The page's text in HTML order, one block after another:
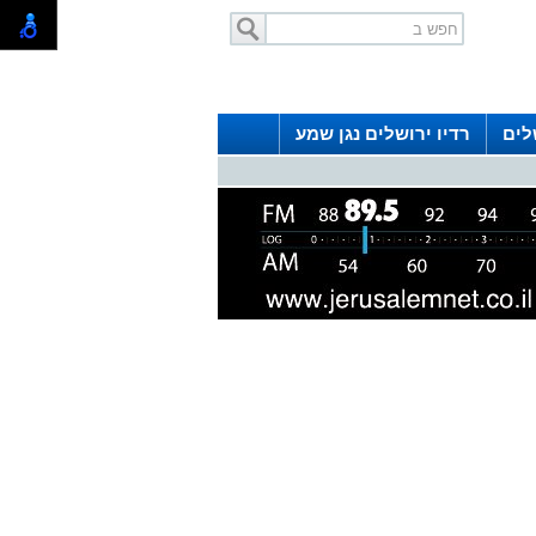
רדיו ירושלים נגן שמע